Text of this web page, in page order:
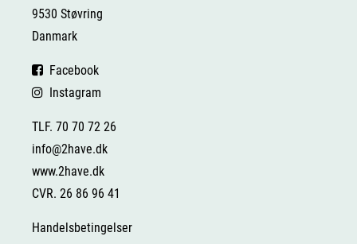
9530 Støvring
Danmark
Facebook
Instagram
TLF. 70 70 72 26
info@2have.dk
www.2have.dk
CVR. 26 86 96 41
Handelsbetingelser